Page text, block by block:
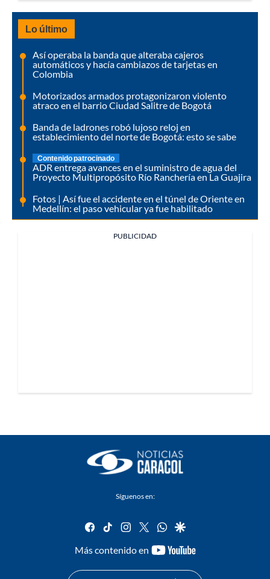
Lo último
Así operaba la banda que alteraba cajeros
automáticos y hacía cambiazos de tarjetas en
Colombia
Motorizados armados protagonizaron violento
atraco en el barrio Ciudad Salitre de Bogotá
Banda de ladrones robó lujoso reloj en
establecimiento del norte de Bogotá: esto se sabe
Contenido patrocinado
ADR entrega avances en el suministro de agua del
Proyecto Multipropósito Río Ranchería en La Guajira
Fotos | Así fue el accidente en el túnel de Oriente en
Medellín: el paso vehicular ya fue habilitado
PUBLICIDAD
Síguenos en:
facebook
tiktok instagram
twitterwhatsapp
google
Más contenido en
youtube-